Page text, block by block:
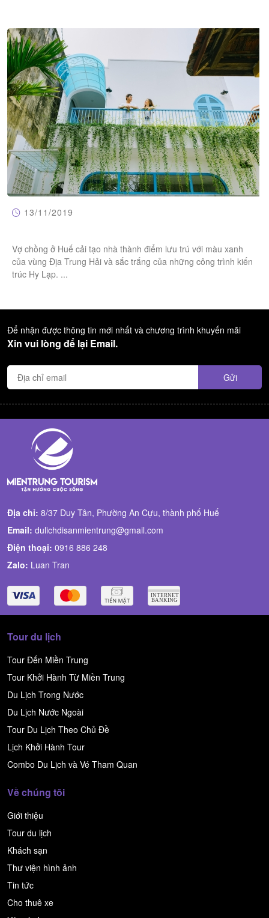
13/11/2019
Vợ chồng ở Huế cải tạo nhà thành điểm lưu trú với màu xanh
của vùng Địa Trung Hải và sắc trắng của những công trình kiến
trúc Hy Lạp. ...
Để nhận được thông tin mới nhất và chương trình khuyến mãi
Xin vui lòng để lại Email.
Địa chỉ: 8/37 Duy Tân, Phường An Cựu, thành phố Huế
Email: dulichdisanmientrung@gmail.com
Điện thoại: 0916 886 248
Zalo: Luan Tran
Tour du lịch
Tour Đến Miền Trung
Tour Khởi Hành Từ Miền Trung
Du Lịch Trong Nước
Du Lịch Nước Ngoài
Tour Du Lịch Theo Chủ Đề
Lịch Khởi Hành Tour
Combo Du Lịch và Vé Tham Quan
Về chúng tôi
Giới thiệu
Tour du lịch
Khách sạn
Thư viện hình ảnh
Tin tức
Cho thuê xe